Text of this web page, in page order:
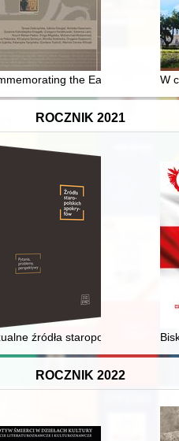
w Przemyślu
w Rokietnicy : Szkoła
the Eastern W
ROCZNIK 2021
Mikołajem
pierwszego astronoma
źródła staropolskich
ROCZNIK 2022